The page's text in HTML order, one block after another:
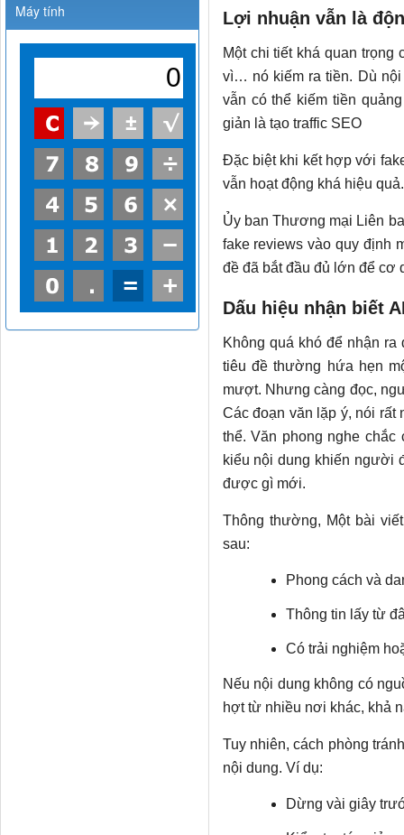
Lợi nhuận vẫn là
Một chi tiết khá quan
vì… nó kiếm ra tiền. Dù
vẫn có thể kiếm tiền
giản là tạo traffic SEO
Đặc biệt khi kết hợp với
vẫn hoạt động khá hiệu quả.
Ủy ban Thương mại Liên
fake reviews vào quy định
đề đã bắt đầu đủ lớn để cơ
Dấu hiệu nhận biết
Không quá khó để nhận
tiêu đề thường hứa hẹn
mượt. Nhưng càng đọc,
Các đoạn văn lặp ý, nói
thể. Văn phong nghe
kiểu nội dung khiến người
được gì mới.
Thông thường, Một bài
sau:
Phong cách và
Thông tin lấy từ
Có trải nghiệm
Nếu nội dung không có
hợt từ nhiều nơi khác, khả
Tuy nhiên, cách phòng
nội dung. Ví dụ:
Dừng vài giây
Máy tính